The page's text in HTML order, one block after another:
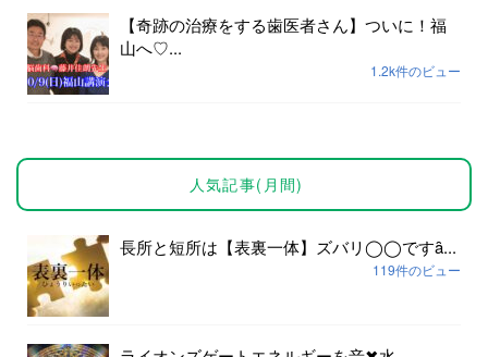
【奇跡の治療をする歯医者さん】ついに！福
山へ♡...
1.2k件のビュー
人気記事(月間)
長所と短所は【表裏一体】ズバリ◯◯ですȃ...
119件のビュー